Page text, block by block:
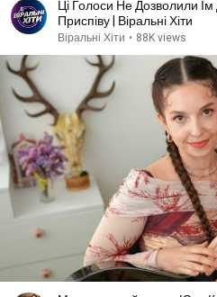
Ці Голоси Не Дозволили Їм
Приспіву | Віральні Хіти
Віральні Хіти • 88K views